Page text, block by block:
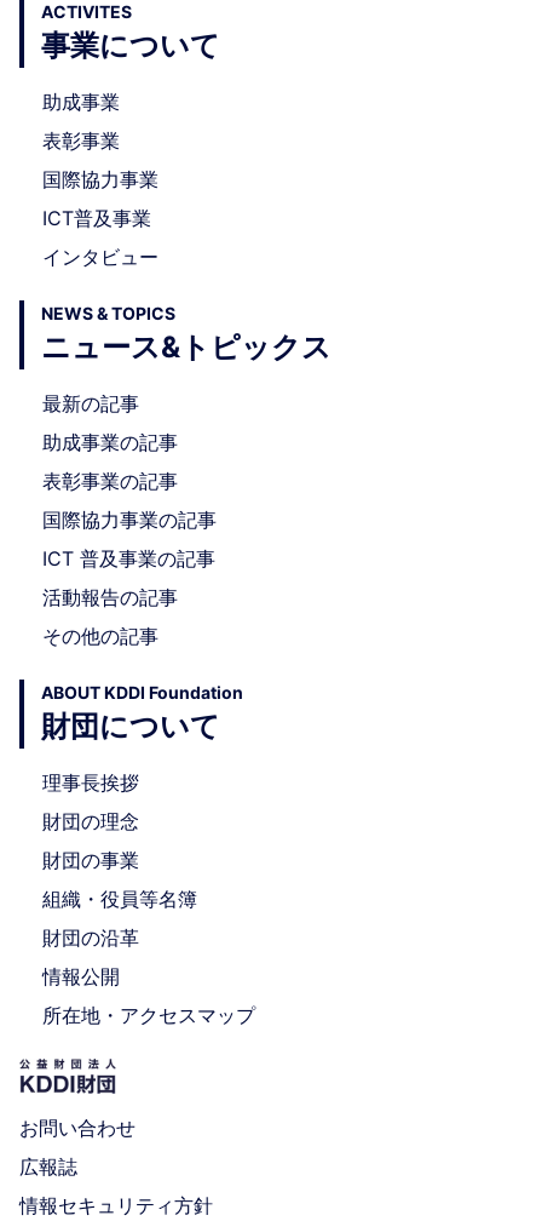
ACTIVITES
事業について
助成事業
表彰事業
国際協力事業
ICT普及事業
インタビュー
NEWS & TOPICS
ニュース&トピックス
最新の記事
助成事業の記事
表彰事業の記事
国際協力事業の記事
ICT 普及事業の記事
活動報告の記事
その他の記事
ABOUT KDDI Foundation
財団について
理事長挨拶
財団の理念
財団の事業
組織・役員等名簿
財団の沿革
情報公開
所在地・アクセスマップ
お問い合わせ
広報誌
情報セキュリティ方針